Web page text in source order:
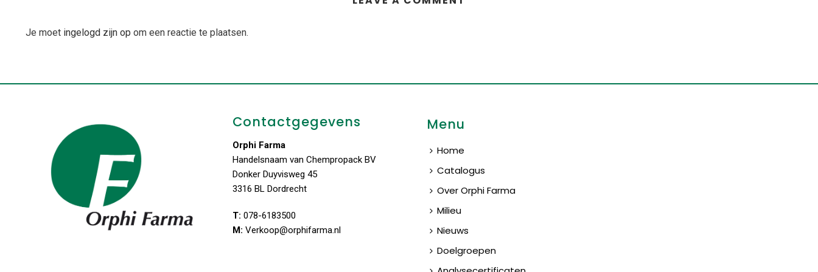
Je moet ingelogd zijn op om een reactie te plaatsen.
Contactgegevens
Orphi Farma
Handelsnaam van Chempropack BV
Donker Duyvisweg 45
3316 BL Dordrecht
T: 078-6183500
M: Verkoop@orphifarma.nl
Menu
Home
Catalogus
Over Orphi Farma
Milieu
Nieuws
Doelgroepen